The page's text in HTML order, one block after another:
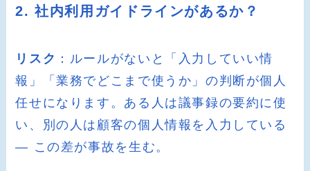
2. 社内利用ガイドラインがあるか？
リスク ：ルールがないと「入力していい情
報」「業務でどこまで使うか」の判断が個人
任せになります。ある人は議事録の要約に使
い、別の人は顧客の個人情報を入力している
― この差が事故を生む。